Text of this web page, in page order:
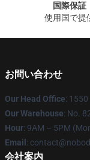
国際保証
使用国で提
お問い合わせ
Our Head Office:
Our Warehouse: No.
Hour: 9AM – 5PM
Email :
会社案内